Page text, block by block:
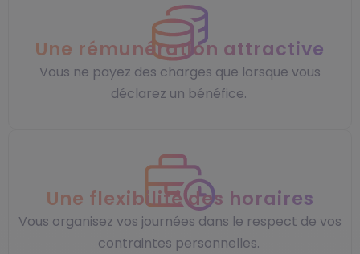
Une rémunération attractive
Vous ne payez des charges que lorsque vous
déclarez un bénéfice.
Une flexibilité des horaires
Vous organisez vos journées dans le respect de vos
contraintes personnelles.